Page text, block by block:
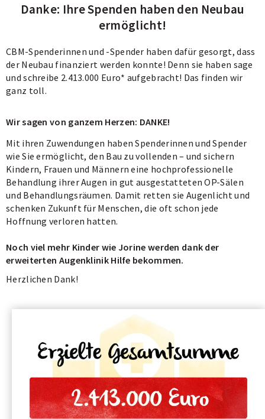
Danke: Ihre Spenden haben den Neubau
ermöglicht!
CBM-Spenderinnen und -Spender haben dafür gesorgt, dass
der Neubau finanziert werden konnte! Denn sie haben sage
und schreibe 2.413.000 Euro* aufgebracht! Das finden wir
ganz toll.
Wir sagen von ganzem Herzen: DANKE!
Mit ihren Zuwendungen haben Spenderinnen und Spender
wie Sie ermöglicht, den Bau zu vollenden – und sichern
Kindern, Frauen und Männern eine hochprofessionelle
Behandlung ihrer Augen in gut ausgestatteten OP-Sälen
und Behandlungsräumen. Damit retten sie Augenlicht und
schenken Zukunft für Menschen, die oft schon jede
Hoffnung verloren hatten.
Noch viel mehr Kinder wie Jorine werden dank der
erweiterten Augenklinik Hilfe bekommen.
Herzlichen Dank!